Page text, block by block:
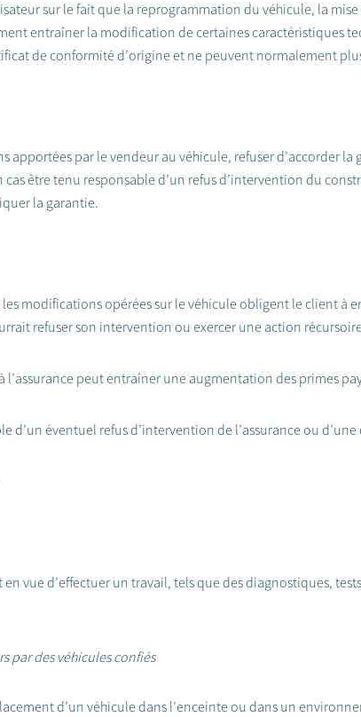
sur le fait que la reprogrammation du véhicule, la
entraîner la modification de certaines caractéristiques
de conformité d’origine et ne peuvent normalement
apportées par le vendeur au véhicule, refuser d’accorder
être tenu responsable d’un refus d’intervention du
la garantie.
modifications opérées sur le véhicule obligent le client à
refuser son intervention ou exercer une action
peut entraîner une augmentation des primes
d’un éventuel refus d’intervention de l’assurance ou
vue d’effectuer un travail, tels que des diagnostiques,
par des véhicules confiés
d’un véhicule dans l’enceinte ou dans un